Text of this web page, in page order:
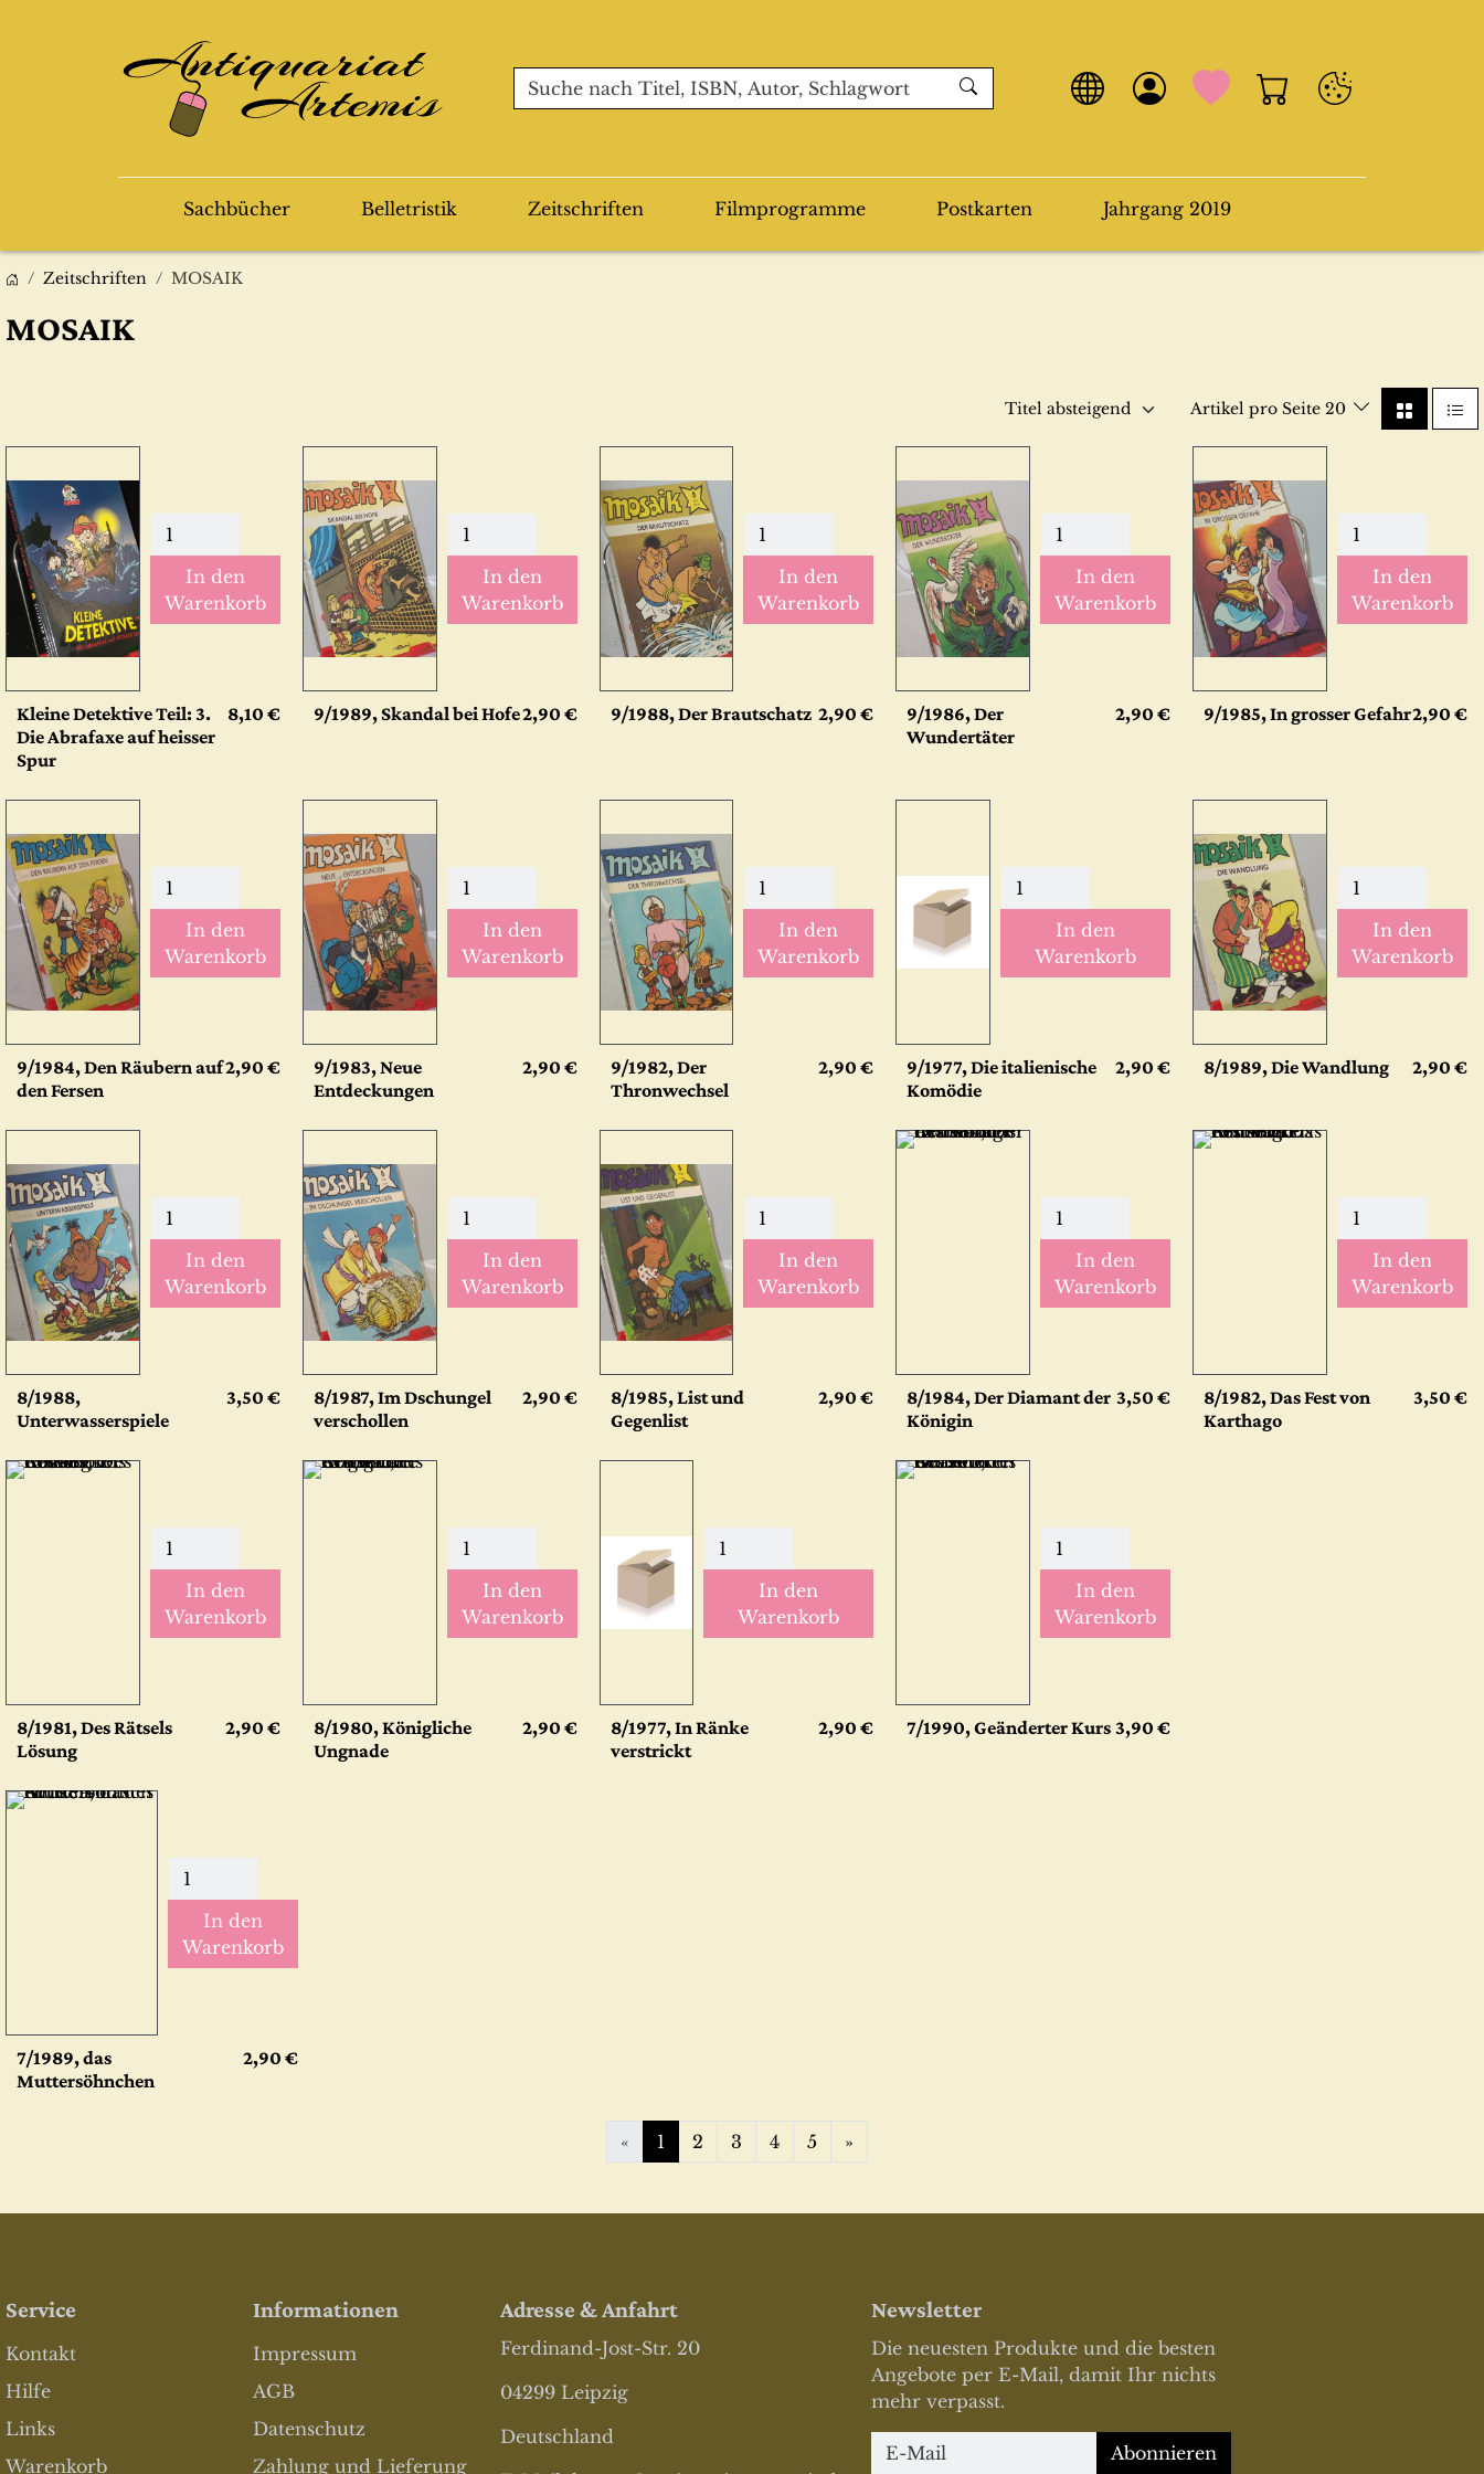
Sachbücher Belletristik Zeitschriften Filmprogramme Postkarten Jahrgang 2019
Zeitschriften MOSAIK
MOSAIK
Titel absteigend Artikel pro Seite 20
In den
Warenkorb
Kleine Detektive Teil: 3.
Die Abrafaxe auf heisser
Spur
8,10 €
In den
Warenkorb
9/1989, Skandal bei Hofe2,90 €
In den
Warenkorb
9/1988, Der Brautschatz 2,90 €
In den
Warenkorb
9/1986, Der
Wundertäter
2,90 €
In den
Warenkorb
9/1985, In grosser Gefahr2,90 €
In den
Warenkorb
9/1984, Den Räubern auf
den Fersen
2,90 €
In den
Warenkorb
9/1983, Neue
Entdeckungen
2,90 €
In den
Warenkorb
9/1982, Der
Thronwechsel
2,90 €
In den
Warenkorb
9/1977, Die italienische
Komödie
2,90 €
In den
Warenkorb
8/1989, Die Wandlung 2,90 €
In den
Warenkorb
8/1988,
Unterwasserspiele
3,50 €
In den
Warenkorb
8/1987, Im Dschungel
verschollen
2,90 €
In den
Warenkorb
8/1985, List und
Gegenlist
2,90 €
In den
Warenkorb
8/1984, Der Diamant der
Königin
3,50 €
In den
Warenkorb
8/1982, Das Fest von
Karthago
3,50 €
In den
Warenkorb
8/1981, Des Rätsels
Lösung
2,90 €
In den
Warenkorb
8/1980, Königliche
Ungnade
2,90 €
In den
Warenkorb
8/1977, In Ränke
verstrickt
2,90 €
In den
Warenkorb
7/1990, Geänderter Kurs 3,90 €
In den
Warenkorb
7/1989, das
Muttersöhnchen
2,90 €
« 1 2 3 4 5 »Weiter
Service
Kontakt
Hilfe
Links
Warenkorb
Informationen
Impressum
AGB
Datenschutz
Zahlung und Lieferung
Adresse & Anfahrt
Ferdinand-Jost-Str. 20
04299 Leipzig
Deutschland
Newsletter
Die neuesten Produkte und die besten
Angebote per E-Mail, damit Ihr nichts
mehr verpasst.
Newsletter
Abonnieren